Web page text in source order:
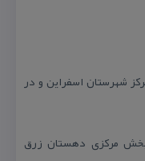
۱۳ كیلومتری مركز شهرستان اسفراین و در
مركزی دهستان زرق